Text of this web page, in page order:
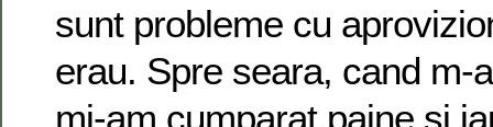
sunt probleme cu
erau. Spre seara, cand m-
mi-am cumparat paine si